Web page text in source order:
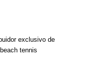
exclusivo de
tennis